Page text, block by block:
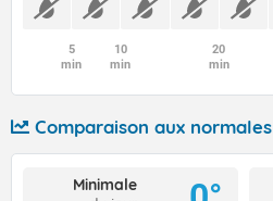
5
min
10
min
20
min
Comparaison aux normales
Minimale